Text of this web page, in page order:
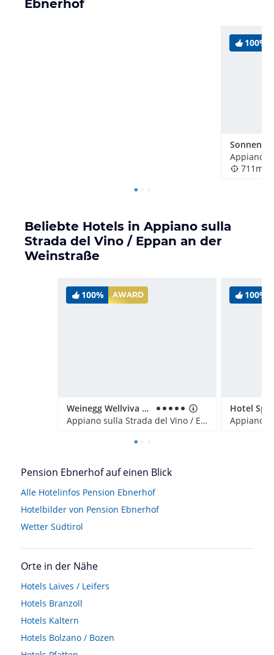
Ebnerhof
100%
711m
Beliebte Hotels in Appiano sulla
Strada del Vino / Eppan an der
Weinstraße
100% AWARD
Weinegg Wellviva Resort
Appiano sulla Strada del Vino / Eppan an der Weinstraße, Italien
100%
Hotel
Pension Ebnerhof auf einen Blick
Alle Hotelinfos Pension Ebnerhof
Hotelbilder von Pension Ebnerhof
Wetter Südtirol
Orte in der Nähe
Hotels Laives / Leifers
Hotels Branzoll
Hotels Kaltern
Hotels Bolzano / Bozen